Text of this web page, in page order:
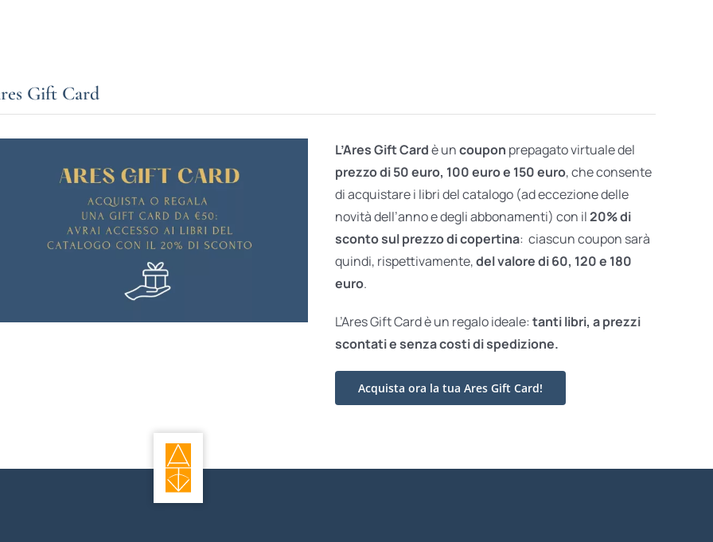
Gift Card
L’Ares Gift Cardè uncoupon prepagato virtuale del
prezzo di 50 euro, 100 euro e 150 euro, che consente
di acquistare i libri del catalogo (ad eccezione delle
novità dell’anno e degli abbonamenti) con il20% di
sconto sul prezzo di copertina: ciascun coupon sarà
quindi, rispettivamente,del valore di 60, 120 e 180
euro.
L’Ares Gift Card è un regalo ideale: tanti libri, a prezzi
scontati esenza costi di spedizione.
Acquista ora la tua Ares Gift Card!